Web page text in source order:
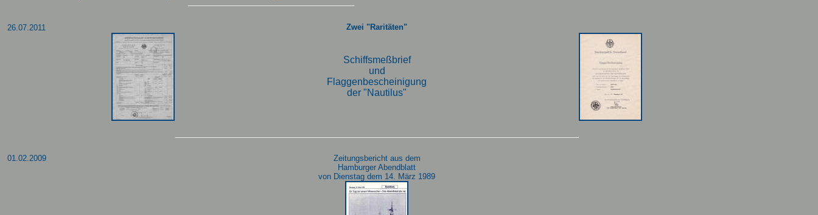
26.07.2011 Zwei "Raritäten"
Schiffsmeßbrief
und
Flaggenbescheinigung
der "Nautilus"
01.02.2009
Zeitungsbericht aus dem
Hamburger Abendblatt
von Dienstag dem 14. März 1989